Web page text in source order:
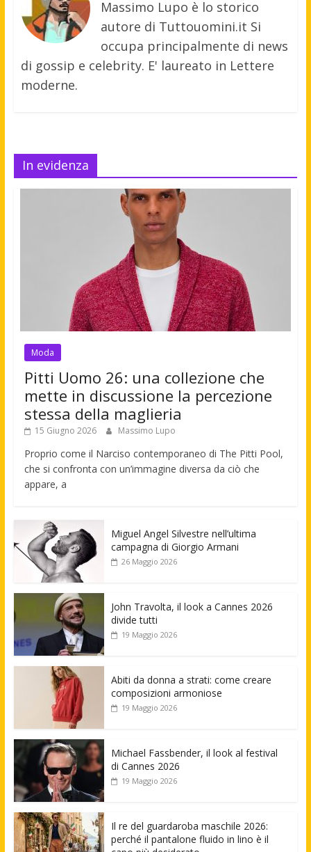
Massimo Lupo è lo storico
autore di Tuttouomini.it Si
occupa principalmente di news
di gossip e celebrity. E' laureato in Lettere
moderne.
In evidenza
Moda
Pitti Uomo 26: una collezione che
mette in discussione la percezione
stessa della maglieria
15 Giugno 2026 Massimo Lupo
Proprio come il Narciso contemporaneo di The Pitti Pool,
che si confronta con un’immagine diversa da ciò che
appare, a
Miguel Angel Silvestre nell’ultima
campagna di Giorgio Armani
26 Maggio 2026
John Travolta, il look a Cannes 2026
divide tutti
19 Maggio 2026
Abiti da donna a strati: come creare
composizioni armoniose
19 Maggio 2026
Michael Fassbender, il look al festival
di Cannes 2026
19 Maggio 2026
Il re del guardaroba maschile 2026:
perché il pantalone fluido in lino è il